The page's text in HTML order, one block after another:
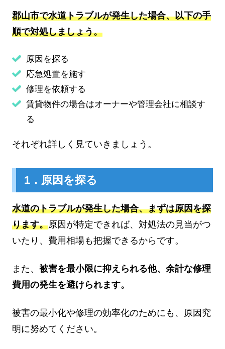
郡山市で水道トラブルが発生した場合、以下の手
順で対処しましょう。
原因を探る
応急処置を施す
修理を依頼する
賃貸物件の場合はオーナーや管理会社に相談す
る
それぞれ詳しく見ていきましょう。
1．原因を探る
水道のトラブルが発生した場合、まずは原因を探
ります。原因が特定できれば、対処法の見当がつ
いたり、費用相場も把握できるからです。
また、 被害を最小限に抑えられる他、余計な修理
費用の発生を避けられます。
被害の最小化や修理の効率化のためにも、原因究
明に努めてください。